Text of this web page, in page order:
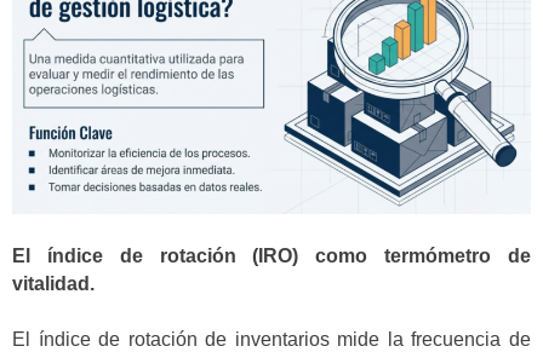
El índice de rotación (IRO) como termómetro de
vitalidad.
El índice de rotación de inventarios mide la frecuencia de